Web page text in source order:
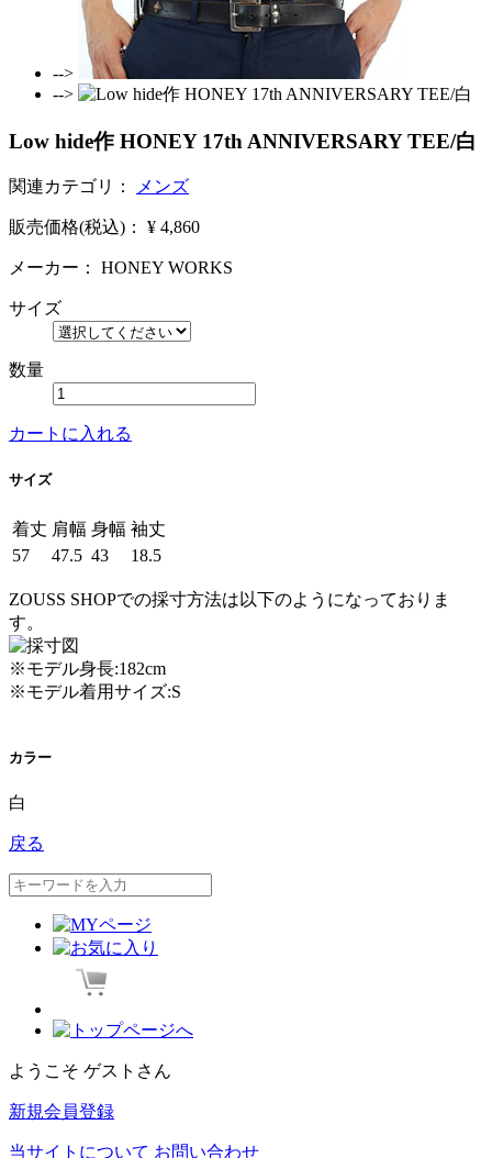
-->
-->
Low hide作 HONEY 17th ANNIVERSARY TEE/白
関連カテゴリ： メンズ
販売価格(税込)： ¥ 4,860
メーカー： HONEY WORKS
サイズ
数量
カートに入れる
サイズ
着丈 肩幅 身幅 袖丈
57
47.5 43 18.5
ZOUSS SHOPでの採寸方法は以下のようになっておりま
す。
※モデル身長:182cm
※モデル着用サイズ:S
カラー
白
戻る
ようこそ ゲストさん
新規会員登録
当サイトについて お問い合わせ